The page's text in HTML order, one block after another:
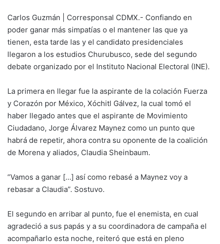
Carlos Guzmán | Corresponsal CDMX.- Confiando en
poder ganar más simpatías o el mantener las que ya
tienen, esta tarde las y el candidato presidenciales
llegaron a los estudios Churubusco, sede del segundo
debate organizado por el Instituto Nacional Electoral (INE).
La primera en llegar fue la aspirante de la colación Fuerza
y Corazón por México, Xóchitl Gálvez, la cual tomó el
haber llegado antes que el aspirante de Movimiento
Ciudadano, Jorge Álvarez Maynez como un punto que
habrá de repetir, ahora contra su oponente de la coalición
de Morena y aliados, Claudia Sheinbaum.
“Vamos a ganar […] así como rebasé a Maynez voy a
rebasar a Claudia”. Sostuvo.
El segundo en arribar al punto, fue el enemista, en cual
agradeció a sus papás y a su coordinadora de campaña el
acompañarlo esta noche, reiteró que está en pleno